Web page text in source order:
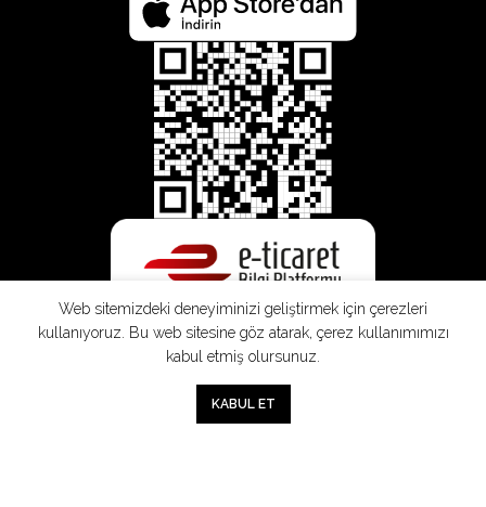
Web sitemizdeki deneyiminizi geliştirmek için çerezleri
kullanıyoruz. Bu web sitesine göz atarak, çerez kullanımımızı
kabul etmiş olursunuz.
KABUL ET
Sepet